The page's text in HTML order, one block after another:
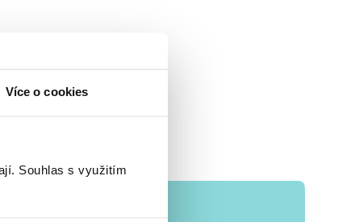
Více o cookies
Souhlas s využitím